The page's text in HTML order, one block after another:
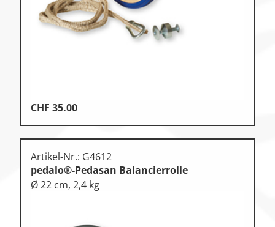
CHF 35.00
Artikel-Nr.: G4612
pedalo®-Pedasan Balancierrolle
Ø 22 cm, 2,4 kg